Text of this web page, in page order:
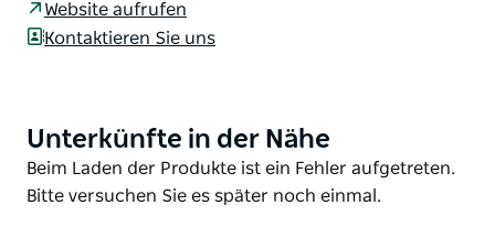
betriebsbereiter Maschinen aus vergangenen
Epochen präsentiert, darunter Pumpen, Oldtimer
eine Vielzahl von Speisen und Erfrischungen
genießen. Vor Ort gibt es einen Grillplatz. Die
nahegelegenen Teestuben der Country Women's
Website aufrufen
Kontaktieren Sie uns
Product
List
Unterkünfte in der Nähe
Product
List
Beim Laden der Produkte ist ein Fehler aufgetreten.
Bitte versuchen Sie es später noch einmal.